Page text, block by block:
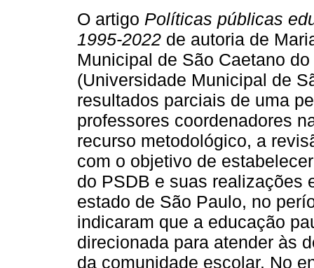
O artigo Políticas públicas
1995-2022 de autoria de
Municipal de São Caetano
(Universidade Municipal de
resultados parciais de uma
professores coordenadores
recurso metodológico, a
com o objetivo de
do PSDB e suas realizações
estado de São Paulo, no
indicaram que a educação
direcionada para atender às
da comunidade escolar. No